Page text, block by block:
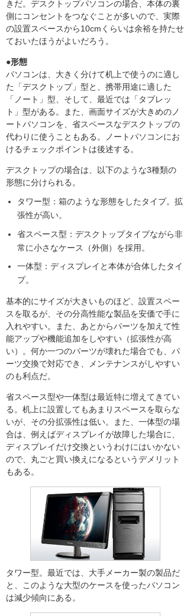
きだ。デスクトップパソコンの場合、本体の裏
側にコンセントをつなぐことが多いので、実際
の設置スペースから10cmくらいは余裕を持たせ
ておいたほうがよいだろう。
●形態
パソコンは、大きく分けて机上で使うのに適し
た「デスクトップ」型と、携帯用途に適した
「ノート」型、そして、最近では「タブレッ
ト」型がある。また、画面サイズが大きめのノ
ートパソコンを、省スペースなデスクトップの
代わりに使うこともある。ノートパソコンにお
けるチェックポイントは後述する。
デスクトップの場合は、以下のような3種類の
形態に分けられる。
タワー型：箱のような形態をしたタイプ。拡
張性が高い。
省スペース型：デスクトップタイプながら非
常に小さなケース（外側）を採用。
一体型：ディスプレイと本体が合体したタイ
プ。
基本的にサイズが大きいものほど、設置スペー
スを取るが、その分高性能な製品を安価で手に
入れやすい。また、あとからパーツを加えて性
能アップや機能追加をしやすい（拡張性が高
い）。何か一つのパーツが壊れた場合でも、パ
ーツ交換で対応でき、メンテナンスがしやすい
のも利点だ。
省スペース型や一体型は最近特に増えてきてい
る。机上に設置してもあまりスペースを取らな
いが、その分拡張性は低い。また、一体型の場
合は、例えばディスプレイが故障した場合に、
ディスプレイだけ交換というわけにはいかない
ので、丸ごと買い換えになるというデメリット
もある。
タワー型。最近では、大手メーカー製の製品だ
と、このような大型のケースを使ったパソコン
は減少傾向にある。